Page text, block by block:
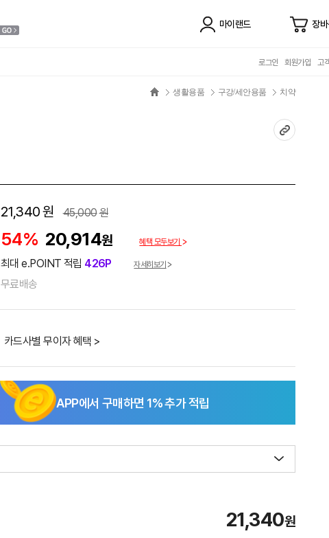
마이랜드 장
로그인 회원가입 고
생활용품 구강/세안용품 치약
21,340원 45,000원
54% 20,914원 혜택 모두보기
최대 e.POINT 적립 426P 자세히보기
무료배송
카드사별 무이자 혜택 >
APP에서 구매하면 1% 추가 적립
21,340원